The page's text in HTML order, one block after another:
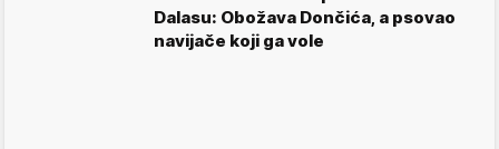
Dalasu: Obožava Dončića, a psovao
navijače koji ga vole